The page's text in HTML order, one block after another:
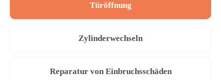
Türöffnung
Zylinderwechseln
Reparatur von Einbruchsschäden